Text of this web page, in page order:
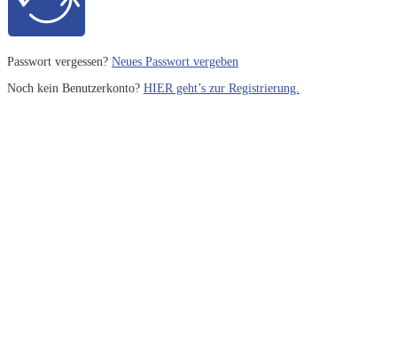
Passwort vergessen? Neues Passwort vergeben
Noch kein Benutzerkonto? HIER geht’s zur Registrierung.